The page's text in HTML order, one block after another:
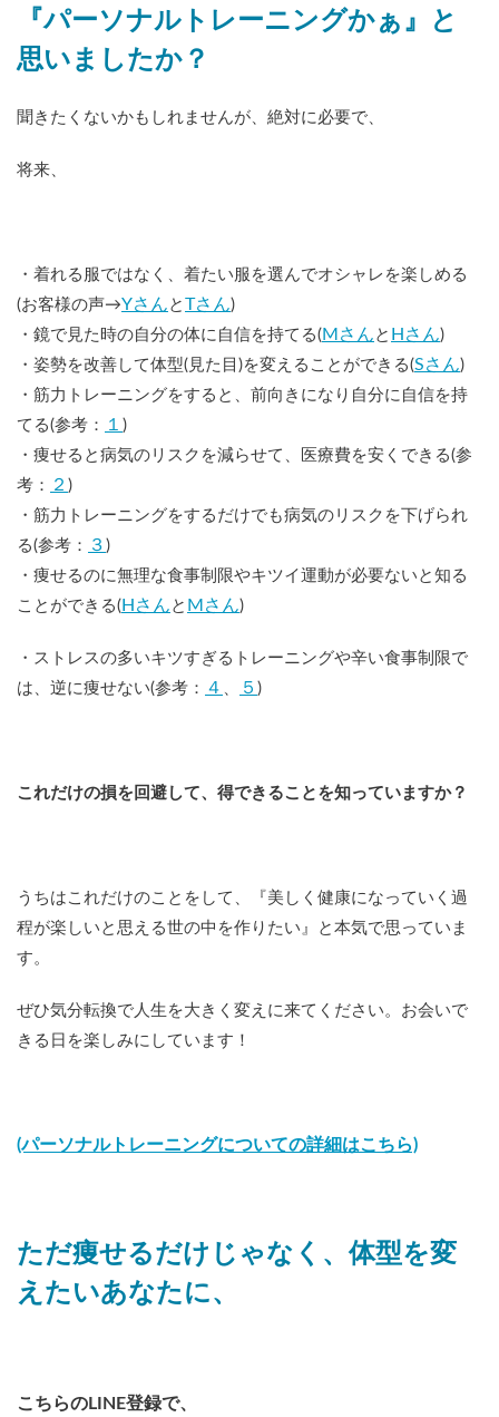
『パーソナルトレーニングかぁ』と
思いましたか？
聞きたくないかもしれませんが、絶対に必要で、
将来、
・着れる服ではなく、着たい服を選んでオシャレを楽しめる
(お客様の声→Yさん と Tさん)
・鏡で見た時の自分の体に自信を持てる( Mさん と Hさん)
・姿勢を改善して体型(見た目)を変えることができる(Sさん)
・筋力トレーニングをすると、前向きになり自分に自信を持
てる(参考：
１ )
・痩せると病気のリスクを減らせて、医療費を安くできる(参
考：
２ )
・筋力トレーニングをするだけでも病気のリスクを下げられ
る(参考：
３ )
・痩せるのに無理な食事制限やキツイ運動が必要ないと知る
ことができる( Hさん と Mさん)
・ストレスの多いキツすぎるトレーニングや辛い食事制限で
は、逆に痩せない(参考： ４ 、 ５ )
これだけの損を回避して、得できることを知っていますか？
うちはこれだけのことをして、『美しく健康になっていく過
程が楽しいと思える世の中を作りたい』と本気で思っていま
す。
ぜひ気分転換で人生を大きく変えに来てください。お会いで
きる日を楽しみにしています！
(パーソナルトレーニングについての詳細はこちら)
ただ痩せるだけじゃなく、体型を変
えたいあなたに、
こちらのLINE登録で、